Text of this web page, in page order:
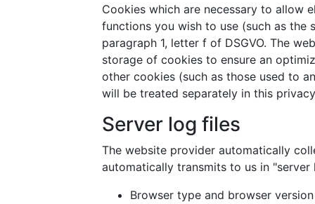
Cookies which are necessary to allow
functions you wish to use (such as
paragraph 1, letter f of DSGVO. The
storage of cookies to ensure an
other cookies (such as those used to
will be treated separately in this
Server log files
The website provider automatically
automatically transmits to us in "server
Browser type and browser version